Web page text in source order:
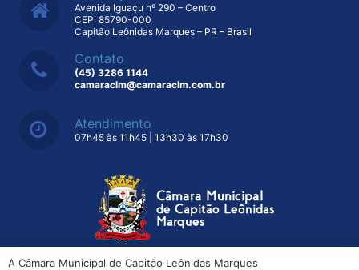
Avenida Iguaçu nº 290 – Centro
CEP: 85790-000
Capitão Leônidas Marques – PR – Brasil
Contato
(45) 3286 1144
camaraclm@camaraclm.com.br
Atendimento
07h45 às 11h45 | 13h30 às 17h30
A Câmara Municipal de Capitão Leônidas Marques